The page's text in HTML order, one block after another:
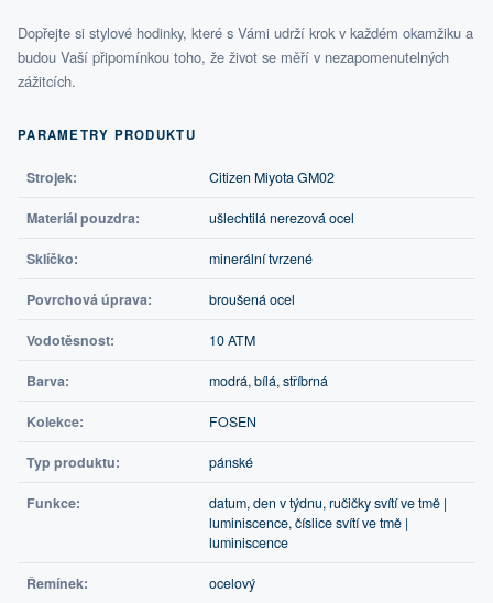
Dopřejte si stylové hodinky, které s Vámi udrží krok v každém okamžiku a
budou Vaší připomínkou toho, že život se měří v nezapomenutelných
zážitcích.
PARAMETRY PRODUKTU
Strojek: Citizen Miyota GM02
Materiál pouzdra: ušlechtilá nerezová ocel
Sklíčko: minerální tvrzené
Povrchová úprava: broušená ocel
Vodotěsnost: 10 ATM
Barva: modrá, bílá, stříbrná
Kolekce: FOSEN
Typ produktu: pánské
Funkce:
datum, den v týdnu, ručičky svítí ve tmě |
luminiscence, číslice svítí ve tmě |
luminiscence
Řemínek: ocelový